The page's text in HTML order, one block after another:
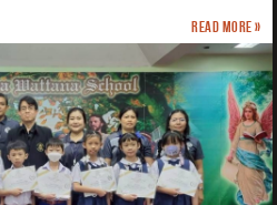
Read more »